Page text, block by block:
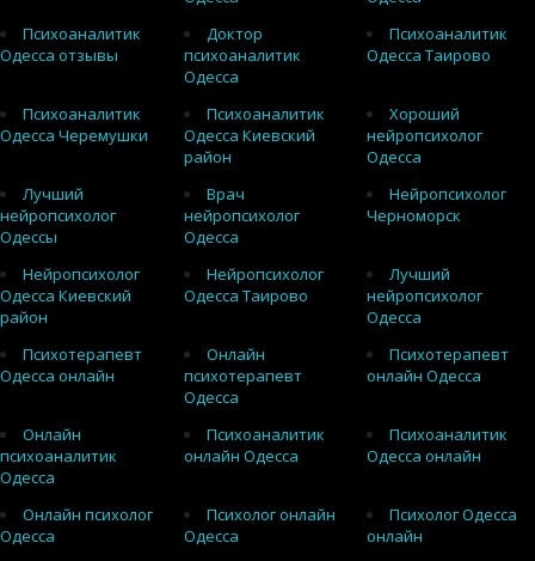
Психоаналитик
Одесса отзывы
Доктор
психоаналитик
Одесса
Психоаналитик
Одесса Таирово
Психоаналитик
Одесса Черемушки
Психоаналитик
Одесса Киевский
район
Хороший
нейропсихолог
Одесса
Лучший
нейропсихолог
Одессы
Врач
нейропсихолог
Одесса
Нейропсихолог
Черноморск
Нейропсихолог
Одесса Киевский
район
Нейропсихолог
Одесса Таирово
Лучший
нейропсихолог
Одесса
Психотерапевт
Одесса онлайн
Онлайн
психотерапевт
Одесса
Психотерапевт
онлайн Одесса
Онлайн
психоаналитик
Одесса
Психоаналитик
онлайн Одесса
Психоаналитик
Одесса онлайн
Онлайн психолог
Одесса
Психолог онлайн
Одесса
Психолог Одесса
онлайн